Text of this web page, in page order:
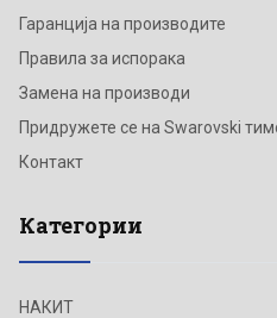
Гаранција на производите
Правила за испорака
Замена на производи
Придружете се на Swarovski
Контакт
Категории
НАКИТ